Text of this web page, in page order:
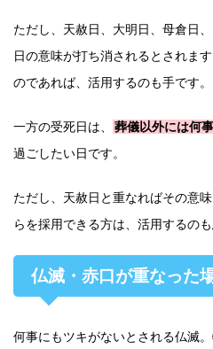
ただし、天赦日、大明日、母倉日
日の意味が打ち消されるとされま
のであれば、活用するのも手です。
一方の受死日は、 葬儀以外には何
過ごしたい日です。
ただし、天赦日と重なればその意
らを採用できる方は、活用するのも
仏滅・赤口が重なった
何事にもツキがないとされる仏滅。